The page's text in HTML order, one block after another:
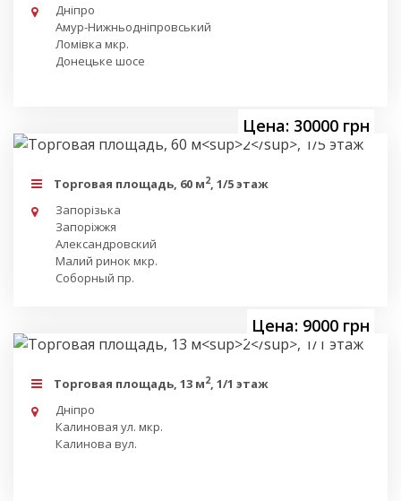
Дніпро
Амур-Нижньодніпровський
Ломівка мкр.
Донецьке шосе
Цена: 30000 грн
Торговая площадь, 60 м2, 1/5 этаж
Запорізька
Запоріжжя
Александровский
Малий ринок мкр.
Соборный пр.
Цена: 9000 грн
Торговая площадь, 13 м2, 1/1 этаж
Дніпро
Калиновая ул. мкр.
Калинова вул.